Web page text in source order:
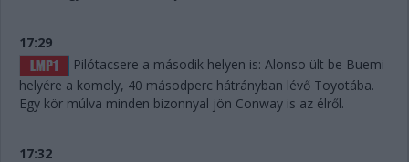
17:29
Pilótacsere a második helyen is: Alonso ült be Buemi
helyére a komoly, 40 másodperc hátrányban lévő Toyotába.
Egy kör múlva minden bizonnyal jön Conway is az élről.
17:32